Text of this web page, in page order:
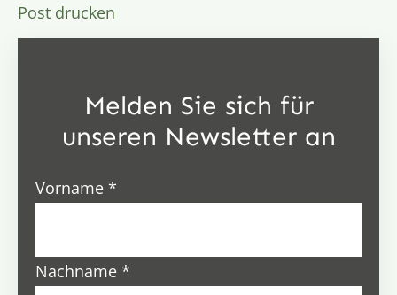
Post drucken
Melden Sie sich für
unseren Newsletter an
Vorname*
Nachname*